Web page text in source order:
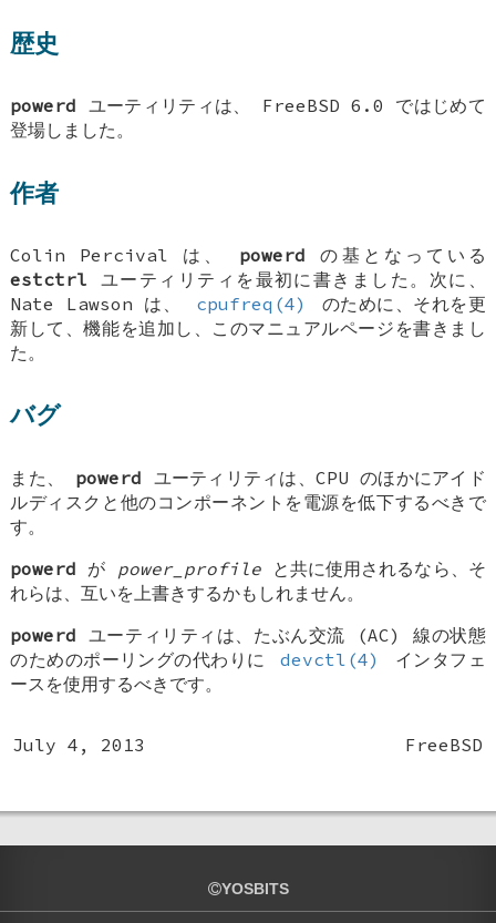
歴史
powerd ユーティリティは、 FreeBSD 6.0
ではじめて
登場しました。
作者
Colin Percival は、 powerd の基となっている
estctrl ユーティリティを最初に書きました。次に、
Nate Lawson は、 cpufreq(4)
のために、それを更
新して、機能を追加し、このマニュアルページを書きまし
た。
バグ
また、 powerd ユーティリティは、CPU のほかにアイド
ルディスクと他のコンポーネントを電源を低下するべきで
す。
powerd が power_profileと共に使用されるなら、そ
れらは、互いを上書きするかもしれません。
powerd ユーティリティは、たぶん交流 (AC) 線の状態
のためのポーリングの代わりに
devctl(4)
インタフェ
ースを使用するべきです。
July 4, 2013 FreeBSD
YOSBITS